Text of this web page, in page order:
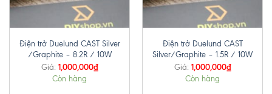
Điện trở Duelund CAST Silver
/Graphite – 8.2R / 10W
Giá: 1,000,000₫
Còn hàng
Điện trở Duelund CAST
Silver/Graphite – 1.5R / 10W
Giá: 1,000,000₫
Còn hàng